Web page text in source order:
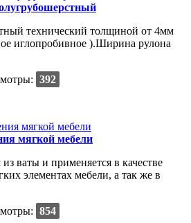
технический толщиной от 4мм
иглопробивное ).Ширина рулона
392
мягкой мебели
ваты и применяется в качестве
элементах мебели, а так же в
854